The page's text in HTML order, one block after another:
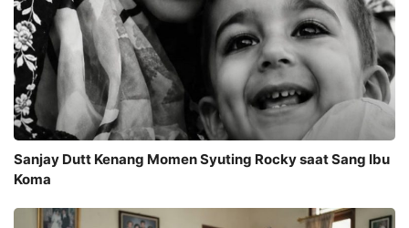
Sanjay Dutt Kenang Momen Syuting Rocky saat Sang Ibu
Koma